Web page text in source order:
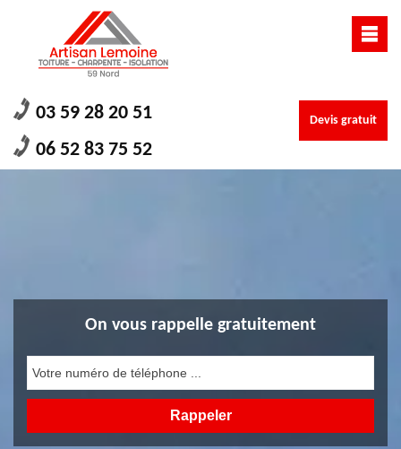
03 59 28 20 51
06 52 83 75 52
Devis gratuit
On vous rappelle gratuitement